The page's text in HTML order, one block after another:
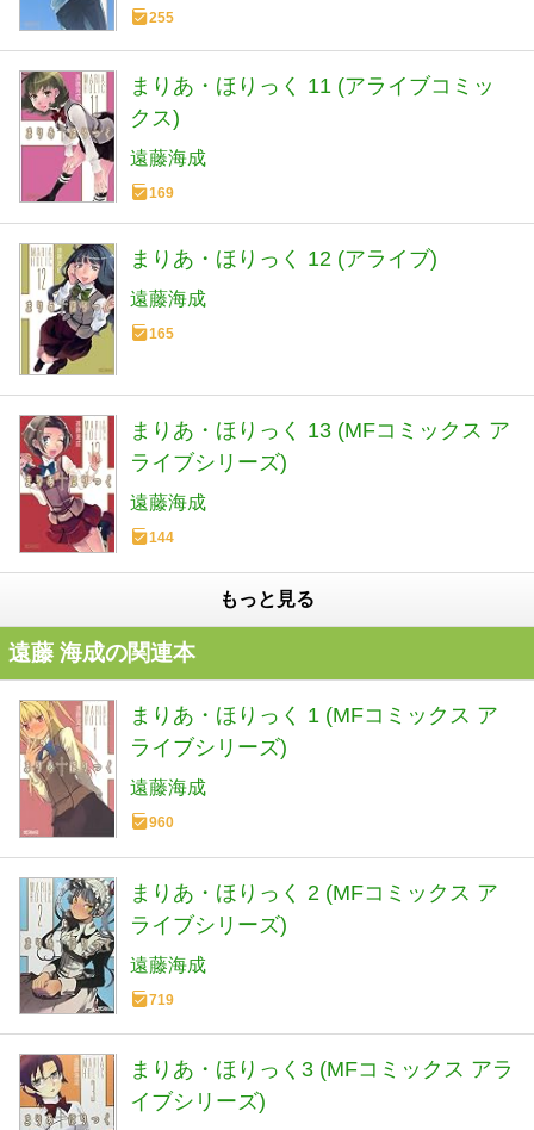
255
まりあ・ほりっく 11 (アライブコミッ
クス)
遠藤海成
169
まりあ・ほりっく 12 (アライブ)
遠藤海成
165
まりあ・ほりっく 13 (MFコミックス ア
ライブシリーズ)
遠藤海成
144
もっと見る
遠藤 海成の関連本
まりあ・ほりっく 1 (MFコミックス ア
ライブシリーズ)
遠藤海成
960
まりあ・ほりっく 2 (MFコミックス ア
ライブシリーズ)
遠藤海成
719
まりあ・ほりっく3 (MFコミックス アラ
イブシリーズ)